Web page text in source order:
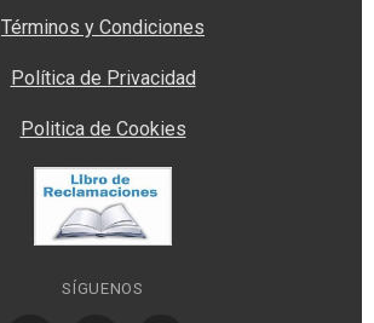
Términos y Condiciones
Política de Privacidad
Politica de Cookies
SÍGUENOS